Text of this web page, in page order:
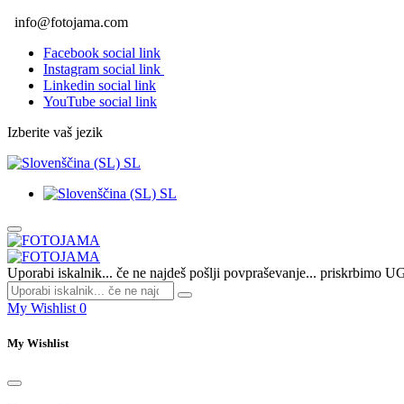
info@fotojama.com
Facebook social link
Instagram social link
Linkedin social link
YouTube social link
Izberite vaš jezik
SL
SL
Uporabi iskalnik... če ne najdeš pošlji povpraševanje... priskrbimo
My Wishlist 0
My Wishlist